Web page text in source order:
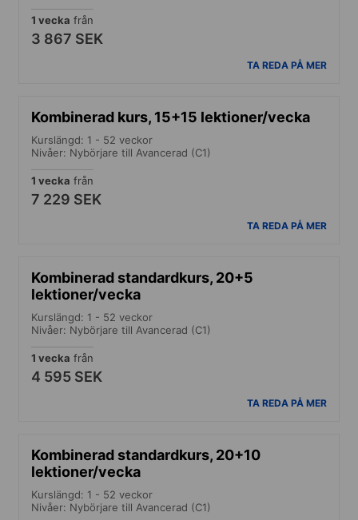
1 vecka från
3 867 SEK
TA REDA PÅ MER
Kombinerad kurs, 15+15 lektioner/vecka
Kurslängd: 1 - 52 veckor
Nivåer: Nybörjare till Avancerad (C1)
1 vecka från
7 229 SEK
TA REDA PÅ MER
Kombinerad standardkurs, 20+5
lektioner/vecka
Kurslängd: 1 - 52 veckor
Nivåer: Nybörjare till Avancerad (C1)
1 vecka från
4 595 SEK
TA REDA PÅ MER
Kombinerad standardkurs, 20+10
lektioner/vecka
Kurslängd: 1 - 52 veckor
Nivåer: Nybörjare till Avancerad (C1)